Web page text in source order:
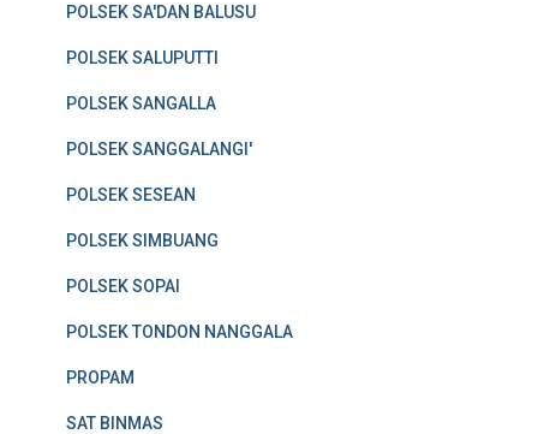
POLSEK SA'DAN BALUSU
POLSEK SALUPUTTI
POLSEK SANGALLA
POLSEK SANGGALANGI'
POLSEK SESEAN
POLSEK SIMBUANG
POLSEK SOPAI
POLSEK TONDON NANGGALA
PROPAM
SAT BINMAS